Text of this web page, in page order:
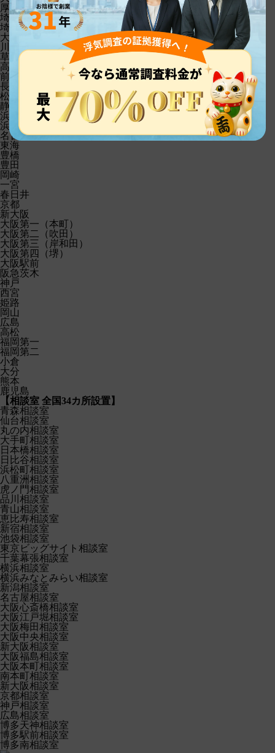
厚木
埼玉第一
埼玉第二（さいたま）
大宮
川越
草加
高崎
前橋
長野
松本
静岡
浜松
浜松駅前
名古屋
東海
豊橋
豊田
岡崎
一宮
春日井
京都
新大阪
大阪第一（本町）
大阪第二（吹田）
大阪第三（岸和田）
大阪第四（堺）
大阪駅前
阪急茨木
神戸
西宮
姫路
岡山
広島
高松
福岡第一
福岡第二
小倉
大分
熊本
鹿児島
【相談室 全国34カ所設置】
青森相談室
仙台相談室
丸の内相談室
大手町相談室
日本橋相談室
日比谷相談室
浜松町相談室
八重洲相談室
虎ノ門相談室
品川相談室
青山相談室
恵比寿相談室
新宿相談室
池袋相談室
東京ビッグサイト相談室
千葉幕張相談室
横浜相談室
横浜みなとみらい相談室
新潟相談室
名古屋相談室
大阪心斎橋相談室
大阪江戸堀相談室
大阪梅田相談室
大阪中央相談室
新大阪相談室
大阪福島相談室
大阪本町相談室
南本町相談室
新大阪相談室
京都相談室
神戸相談室
広島相談室
博多天神相談室
博多駅前相談室
博多南相談室